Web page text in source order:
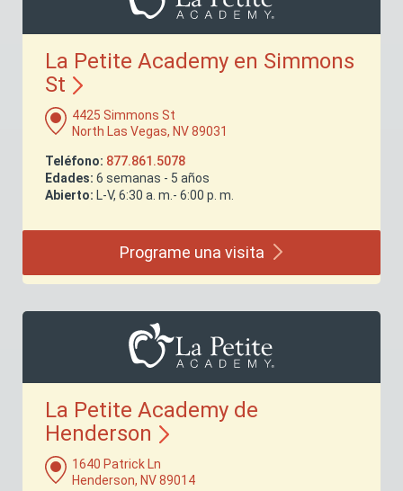
La Petite Academy en Simmons
St
4425 Simmons St
North Las Vegas, NV 89031
Teléfono: 877.861.5078
Edades: 6 semanas - 5 años
Abierto: L-V, 6:30 a. m.- 6:00 p. m.
Programe una visita
La Petite Academy de
Henderson
1640 Patrick Ln
Henderson, NV 89014